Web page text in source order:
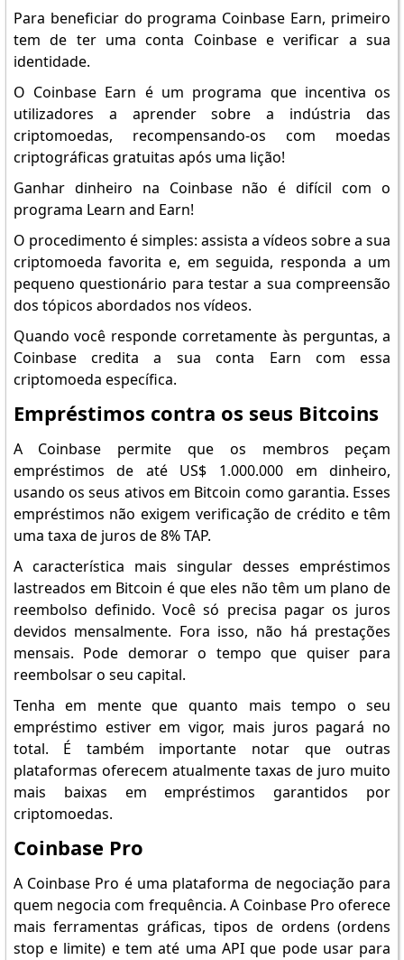
Para beneficiar do programa Coinbase Earn, primeiro
tem de ter uma conta Coinbase e verificar a sua
identidade.
O Coinbase Earn é um programa que incentiva os
utilizadores a aprender sobre a indústria das
criptomoedas, recompensando-os com moedas
criptográficas gratuitas após uma lição!
Ganhar dinheiro na Coinbase não é difícil com o
programa Learn and Earn!
O procedimento é simples: assista a vídeos sobre a sua
criptomoeda favorita e, em seguida, responda a um
pequeno questionário para testar a sua compreensão
dos tópicos abordados nos vídeos.
Quando você responde corretamente às perguntas, a
Coinbase credita a sua conta Earn com essa
criptomoeda específica.
Empréstimos contra os seus Bitcoins
A Coinbase permite que os membros peçam
empréstimos de até US$ 1.000.000 em dinheiro,
usando os seus ativos em Bitcoin como garantia. Esses
empréstimos não exigem verificação de crédito e têm
uma taxa de juros de 8% TAP.
A característica mais singular desses empréstimos
lastreados em Bitcoin é que eles não têm um plano de
reembolso definido. Você só precisa pagar os juros
devidos mensalmente. Fora isso, não há prestações
mensais. Pode demorar o tempo que quiser para
reembolsar o seu capital.
Tenha em mente que quanto mais tempo o seu
empréstimo estiver em vigor, mais juros pagará no
total. É também importante notar que outras
plataformas oferecem atualmente taxas de juro muito
mais baixas em empréstimos garantidos por
criptomoedas.
Coinbase Pro
A Coinbase Pro é uma plataforma de negociação para
quem negocia com frequência. A Coinbase Pro oferece
mais ferramentas gráficas, tipos de ordens (ordens
stop e limite) e tem até uma API que pode usar para